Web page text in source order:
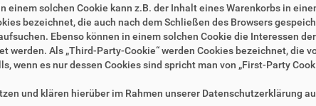
solchen Cookie kann z.B. der Inhalt eines Warenkorbs in
bezeichnet, die auch nach dem Schließen des Browsers
Ebenso können in einem solchen Cookie die Interessen
werden. Als „Third-Party-Cookie“ werden Cookies bezeichnet, die
wenn es nur dessen Cookies sind spricht man von „First-Party
und klären hierüber im Rahmen unserer Datenschutzerklärung